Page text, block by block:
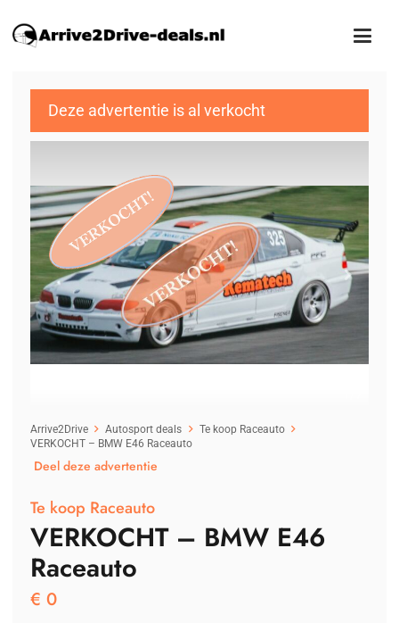
Deze advertentie is al verkocht
Arrive2Drive Autosport deals
Te koop Raceauto
VERKOCHT – BMW E46 Raceauto
Deel deze advertentie
Te koop Raceauto
VERKOCHT – BMW E46
Raceauto
€ 0